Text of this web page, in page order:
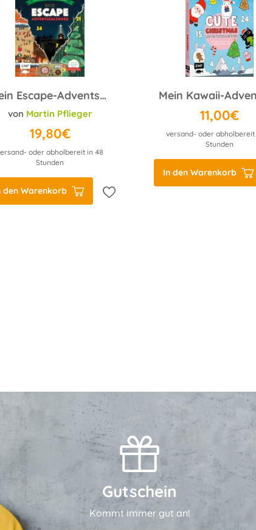
Mein Escape-Adventskalender: Die geheimnisvolle Zeitreise - Mit Decoderfolie
von Martin Pflieger
19,80€
oder abholbereit in 48
Stunden
den Warenkorb
11,00€
versand- oder abholbereit
Stunden
In den Warenkorb
Gutschein
Kommt immer gut an!